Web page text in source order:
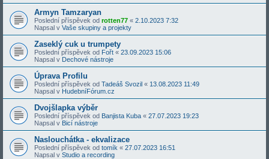
Armyn Tamzaryan
Poslední příspěvek od rotten77 « 2.10.2023 7:32
Napsal v Vaše skupiny a projekty
Zaseklý cuk u trumpety
Poslední příspěvek od Fořt « 23.09.2023 15:06
Napsal v Dechové nástroje
Úprava Profilu
Poslední příspěvek od Tadeáš Svozil « 13.08.2023 11:49
Napsal v HudebníFórum.cz
Dvojšlapka výběr
Poslední příspěvek od Banjista Kuba « 27.07.2023 19:23
Napsal v Bicí nástroje
Naslouchátka - ekvalizace
Poslední příspěvek od tomík « 27.07.2023 16:51
Napsal v Studio a recording